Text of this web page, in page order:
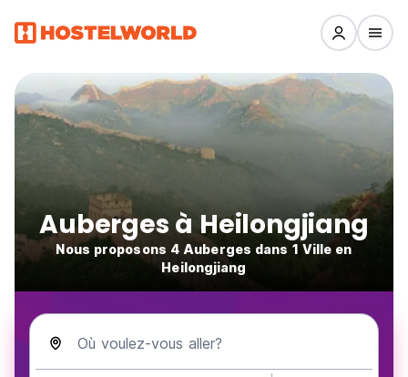
Auberges à Heilongjiang
Nous proposons 4 Auberges dans 1 Ville en
Heilongjiang
Où voulez-vous aller?